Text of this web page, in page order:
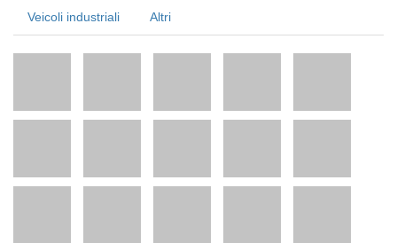
Veicoli industriali Altri